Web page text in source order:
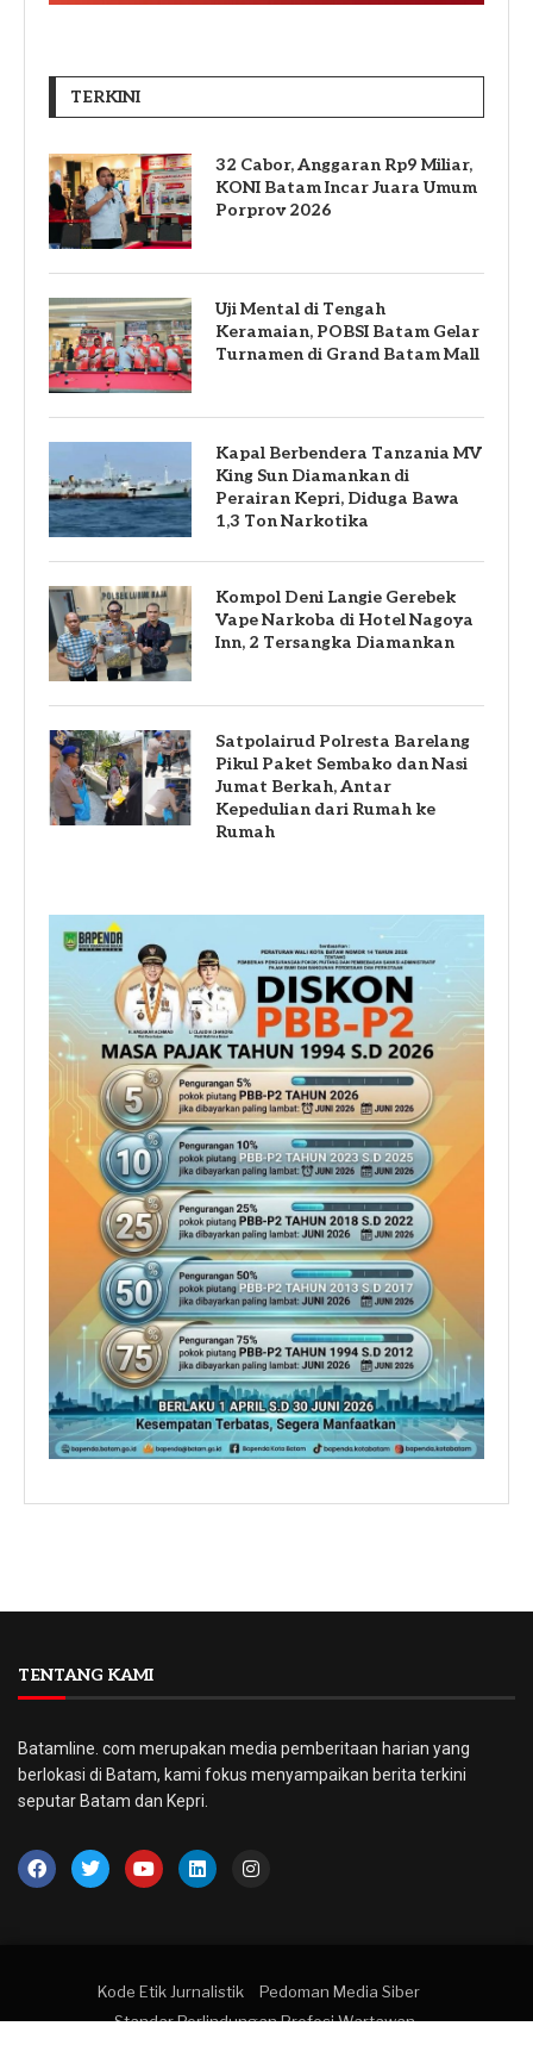
TERKINI
32 Cabor, Anggaran Rp9 Miliar,
KONI Batam Incar Juara Umum
Porprov 2026
Uji Mental di Tengah
Keramaian, POBSI Batam Gelar
Turnamen di Grand Batam Mall
Kapal Berbendera Tanzania MV
King Sun Diamankan di
Perairan Kepri, Diduga Bawa
1,3 Ton Narkotika
Kompol Deni Langie Gerebek
Vape Narkoba di Hotel Nagoya
Inn, 2 Tersangka Diamankan
Satpolairud Polresta Barelang
Pikul Paket Sembako dan Nasi
Jumat Berkah, Antar
Kepedulian dari Rumah ke
Rumah
TENTANG KAMI
Batamline. com merupakan media pemberitaan harian yang
berlokasi di Batam, kami fokus menyampaikan berita terkini
seputar Batam dan Kepri.
Kode Etik Jurnalistik
Pedoman Media Siber
Standar Perlindungan Profesi Wartawan